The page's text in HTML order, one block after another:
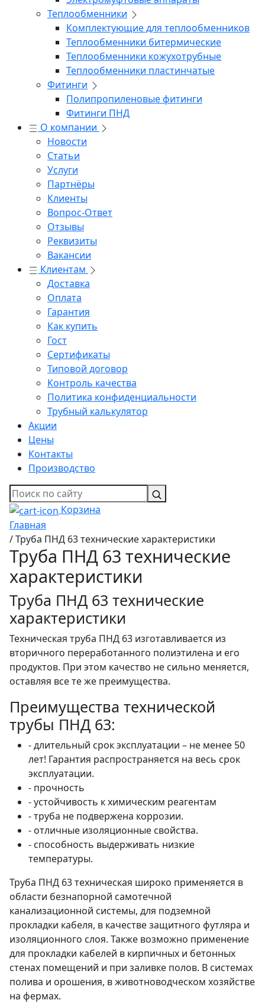
Теплообменники
Комплектующие для теплообменников
Теплообменники битермические
Теплообменники кожухотрубные
Теплообменники пластинчатые
Фитинги
Полипропиленовые фитинги
Фитинги ПНД
О компании
Новости
Статьи
Услуги
Партнёры
Клиенты
Вопрос-Ответ
Отзывы
Реквизиты
Вакансии
Клиентам
Доставка
Оплата
Гарантия
Как купить
Гост
Сертификаты
Типовой договор
Контроль качества
Политика конфиденциальности
Трубный калькулятор
Акции
Цены
Контакты
Производство
Корзина
Главная
/Труба ПНД 63 технические характеристики
Труба ПНД 63 технические
характеристики
Труба ПНД 63 технические
характеристики
Техническая труба ПНД 63 изготавливается из
вторичного переработанного полиэтилена и его
продуктов. При этом качество не сильно меняется,
оставляя все те же преимущества.
Преимущества технической
трубы ПНД 63:
- длительный срок эксплуатации – не менее 50
лет! Гарантия распространяется на весь срок
эксплуатации.
- прочность
- устойчивость к химическим реагентам
- труба не подвержена коррозии.
- отличные изоляционные свойства.
- способность выдерживать низкие
температуры.
Труба ПНД 63 техническая широко применяется в
области безнапорной самотечной
канализационной системы, для подземной
прокладки кабеля, в качестве защитного футляра и
изоляционного слоя. Также возможно применение
для прокладки кабелей в кирпичных и бетонных
стенах помещений и при заливке полов. В системах
полива и орошения, в животноводческом хозяйстве
на фермах.